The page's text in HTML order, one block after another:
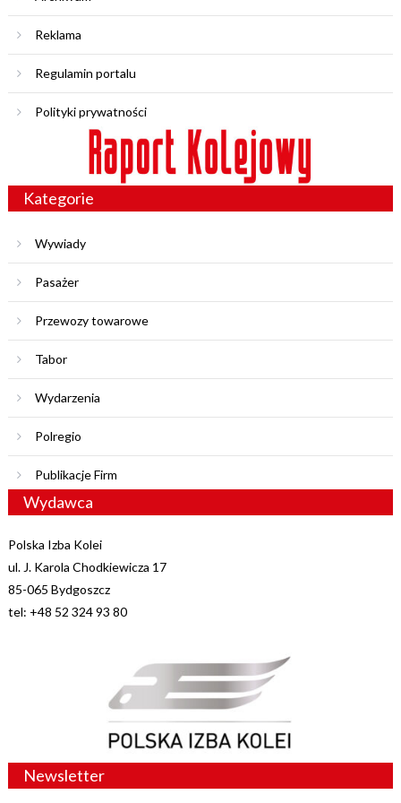
Reklama
Regulamin portalu
Polityki prywatności
Kategorie
Wywiady
Pasażer
Przewozy towarowe
Tabor
Wydarzenia
Polregio
Publikacje Firm
Wydawca
Polska Izba Kolei
ul. J. Karola Chodkiewicza 17
85-065 Bydgoszcz
tel: +48 52 324 93 80
Newsletter